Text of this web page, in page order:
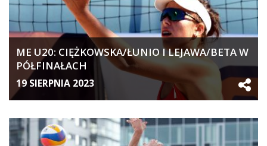
ME U20: CIĘŻKOWSKA/ŁUNIO I LEJAWA/BETA W
PÓŁFINAŁACH
19 SIERPNIA 2023